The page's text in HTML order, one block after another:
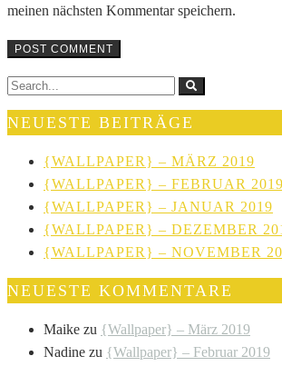
meinen nächsten Kommentar speichern.
NEUESTE BEITRÄGE
{WALLPAPER} – MÄRZ 2019
{WALLPAPER} – FEBRUAR 2019
{WALLPAPER} – JANUAR 2019
{WALLPAPER} – DEZEMBER
{WALLPAPER} – NOVEMBER
NEUESTE KOMMENTARE
Maike zu {Wallpaper} – März 2019
Nadine zu {Wallpaper} – Februar 2019